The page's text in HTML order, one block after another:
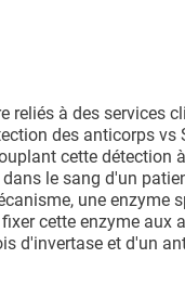
reliés à des services
des anticorps vs
cette détection
le sang d'un
une enzyme
cette enzyme aux
d'invertase et d'un